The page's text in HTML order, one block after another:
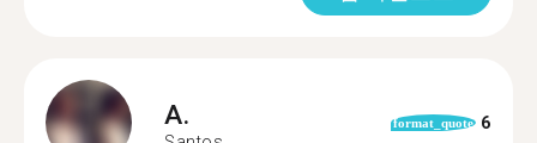
A. format_quote 6